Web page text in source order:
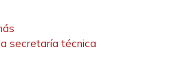
secretaría técnica